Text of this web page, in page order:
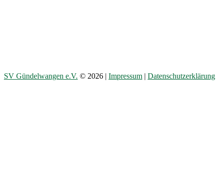
SV Gündelwangen e.V. © 2026 | Impressum | Datenschutzerklärung